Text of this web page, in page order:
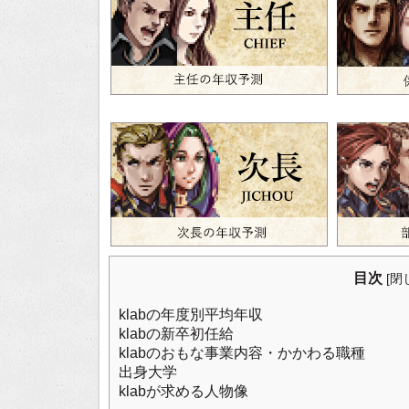
目次 [閉
klabの年度別平均年収
klabの新卒初任給
klabのおもな事業内容・かかわる職種
出身大学
klabが求める人物像